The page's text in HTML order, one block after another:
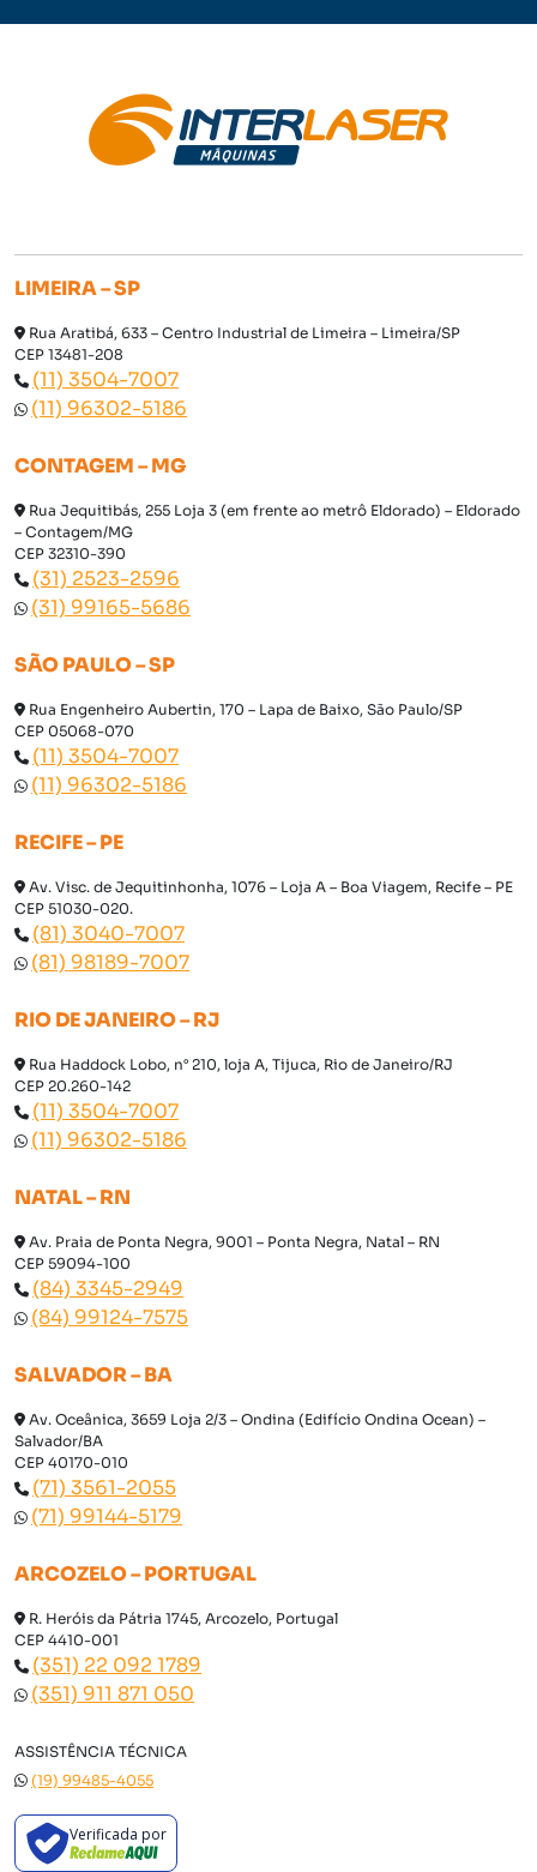
LIMEIRA – SP
Rua Aratibá, 633 – Centro Industrial de Limeira – Limeira/SP
CEP 13481-208
(11) 3504-7007
(11) 96302-5186
CONTAGEM – MG
Rua Jequitibás, 255 Loja 3 (em frente ao metrô Eldorado) – Eldorado
– Contagem/MG
CEP 32310-390
(31) 2523-2596
(31) 99165-5686
SÃO PAULO – SP
Rua Engenheiro Aubertin, 170 – Lapa de Baixo, São Paulo/SP
CEP 05068-070
(11) 3504-7007
(11) 96302-5186
RECIFE – PE
Av. Visc. de Jequitinhonha, 1076 – Loja A – Boa Viagem, Recife – PE
CEP 51030-020.
(81) 3040-7007
(81) 98189-7007
RIO DE JANEIRO – RJ
Rua Haddock Lobo, n° 210, loja A, Tijuca, Rio de Janeiro/RJ
CEP 20.260-142
(11) 3504-7007
(11) 96302-5186
NATAL – RN
Av. Praia de Ponta Negra, 9001 – Ponta Negra, Natal – RN
CEP 59094-100
(84) 3345-2949
(84) 99124-7575
SALVADOR – BA
Av. Oceânica, 3659 Loja 2/3 – Ondina (Edifício Ondina Ocean) –
Salvador/BA
CEP 40170-010
(71) 3561-2055
(71) 99144-5179
ARCOZELO – PORTUGAL
R. Heróis da Pátria 1745, Arcozelo, Portugal
CEP 4410-001
(351) 22 092 1789
(351) 911 871 050
ASSISTÊNCIA TÉCNICA
(19) 99485-4055
Verificada por